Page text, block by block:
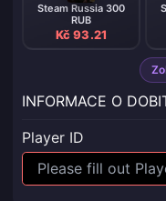
Steam Russia 300
RUB
Kč 93.21
INFORMACE O
Player ID